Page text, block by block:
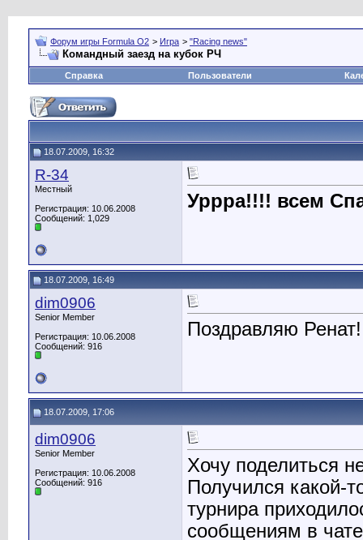
Форум игры Formula O2 > Игра > "Racing news"
Командный заезд на кубок РЧ
Справка Пользователи
18.07.2009, 16:32
R-34
Местный
Регистрация: 10.06.2008
Сообщений: 1,029
Уррра!!!! всем
18.07.2009, 16:49
dim0906
Senior Member
Регистрация: 10.06.2008
Сообщений: 916
Поздравляю Ренат!
18.07.2009, 17:06
dim0906
Senior Member
Регистрация: 10.06.2008
Сообщений: 916
Хочу поделиться
Получился какой-
турнира
сообщениям в